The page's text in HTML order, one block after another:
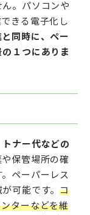
。パソコンや
きる電子化し
同時に、ペー
１つにありま
ナー代などの
保管場所の確
ペーパーレス
可能です。コ
ターなどを維